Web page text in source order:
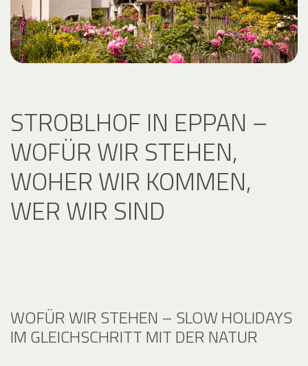
STROBLHOF IN EPPAN –
WOFÜR WIR STEHEN,
WOHER WIR KOMMEN,
WER WIR SIND
WOFÜR WIR STEHEN – SLOW HOLIDAYS
IM GLEICHSCHRITT MIT DER NATUR